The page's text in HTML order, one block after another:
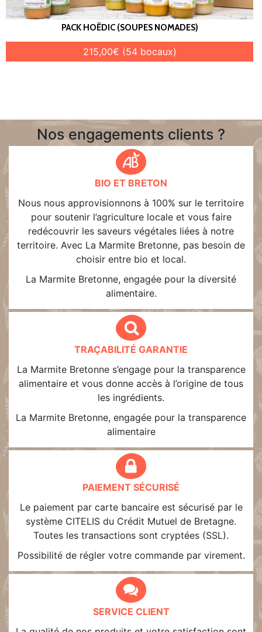
PACK HOËDIC (SOUPES NOMADES)
215,00€ (54 bocaux)
Nos engagements clients ?
BIO ET BRETON
Nous nous approvisionnons à 100% sur le territoire
pour soutenir l’agriculture locale et vous faire
redécouvrir les saveurs végétales liées à notre
territoire. Avec La Marmite Bretonne, pas besoin de
choisir entre bio et local.
La Marmite Bretonne, engagée pour la diversité
alimentaire.
TRAÇABILITÉ GARANTIE
La Marmite Bretonne s’engage pour la transparence
alimentaire et vous donne accès à l’origine de tous
les ingrédients.
La Marmite Bretonne, engagée pour la transparence
alimentaire
PAIEMENT SÉCURISÉ
Le paiement par carte bancaire est sécurisé par le
système CITELIS du Crédit Mutuel de Bretagne.
Toutes les transactions sont cryptées (SSL).
Possibilité de régler votre commande par virement.
SERVICE CLIENT